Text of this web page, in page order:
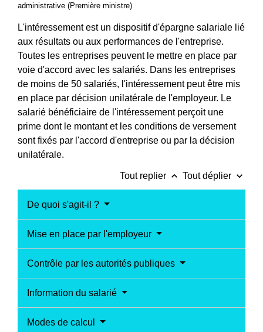
administrative (Première ministre)
L'intéressement est un dispositif d'épargne salariale lié
aux résultats ou aux performances de l'entreprise.
Toutes les entreprises peuvent le mettre en place par
voie d'accord avec les salariés. Dans les entreprises
de moins de 50 salariés, l'intéressement peut être mis
en place par décision unilatérale de l'employeur. Le
salarié bénéficiaire de l'intéressement perçoit une
prime dont le montant et les conditions de versement
sont fixés par l'accord d'entreprise ou par la décision
unilatérale.
Tout replier keyboard_arrow_up Tout déplier keyboard_arrow_down
De quoi s'agit-il ?
Mise en place par l'employeur
Contrôle par les autorités publiques
Information du salarié
Modes de calcul